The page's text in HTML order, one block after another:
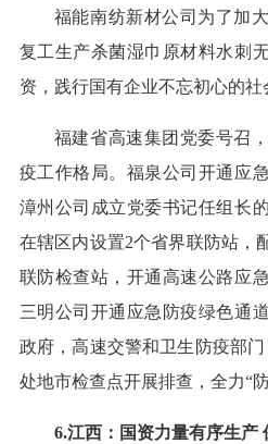
福能南纺新材公司为了加
复工生产杀菌湿巾原材料水刺
资，践行国有企业不忘初心的社
福建省高速集团党委号召
疫工作格局。福泉公司开通应
漳州公司成立党委书记任组长
在辖区内设置2个省界联防站，
联防检查站，开通高速公路应
三明公司开通应急防疫绿色通
政府，高速交警和卫生防疫部
处地市检查点开展排查，全力“
6.江西：国资力量有序生产